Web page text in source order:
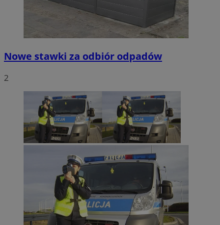
Nowe stawki za odbiór odpadów
2